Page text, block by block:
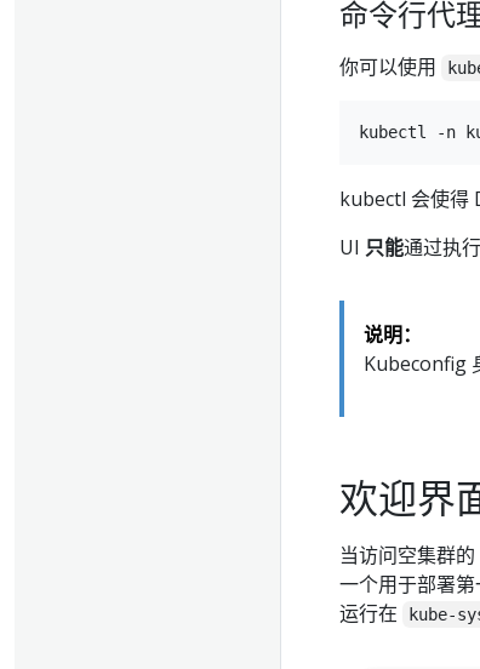
命令行代
你可以使用
kubectl 会使得
UI 只能通过执
说明：
Kubeconfig
欢迎界
当访问空集群
一个用于部署
运行在
kube-